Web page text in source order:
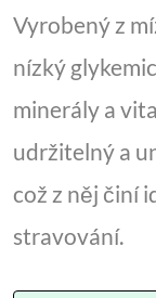
Vyrobený z
nízký
minerály a
udržitelný a
což z něj činí
stravování.